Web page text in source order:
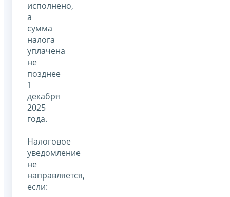
исполнено,
а
сумма
налога
уплачена
не
позднее
1
декабря
2025
года.
Налоговое
уведомление
не
направляется,
если: